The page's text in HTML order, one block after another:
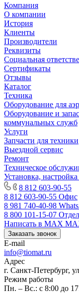
Компания
О компании
История
Клиенты
Производители
Реквизиты
Социальная
Сертификаты
Отзывы
Каталог
Техника
Оборудование для
Оборудование и
коммунальных служб
Услуги
Запчасти для техники
Выездной сервис
Ремонт
Техническое
Установка,
8 812 603-90-55
8 812 603-90-55 Офис
8 981 740-40-98
8 800 101-15-07
Написать в MAX
Заказать звонок
E-mail
info@tiomat.ru
Адрес
г. Санкт-Петербург,
Режим работы
Пн. – Вс.: с 8:00 до